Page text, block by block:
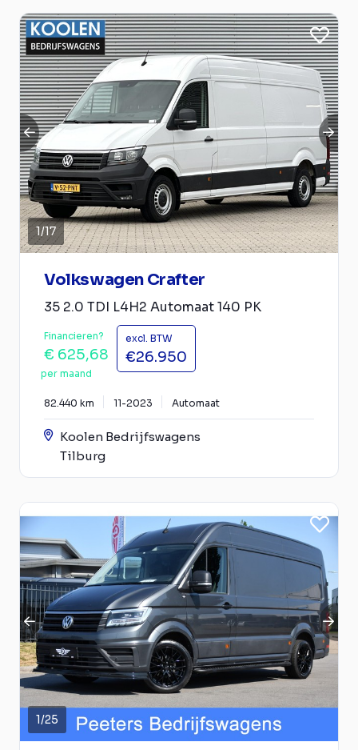
1/17
Volkswagen Crafter
35 2.0 TDI L4H2 Automaat 140 PK
Financieren?
€ 625,68
per maand
excl. BTW
€26.950
82.440 km 11-2023 Automaat
Koolen Bedrijfswagens
Tilburg
1/25